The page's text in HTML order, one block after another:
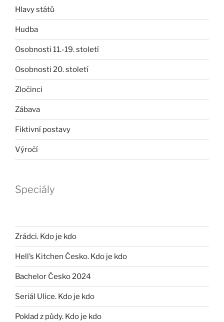
Hlavy států
Hudba
Osobnosti 11.-19. století
Osobnosti 20. století
Zločinci
Zábava
Fiktivní postavy
Výročí
Speciály
Zrádci. Kdo je kdo
Hell’s Kitchen Česko. Kdo je kdo
Bachelor Česko 2024
Seriál Ulice. Kdo je kdo
Poklad z půdy. Kdo je kdo